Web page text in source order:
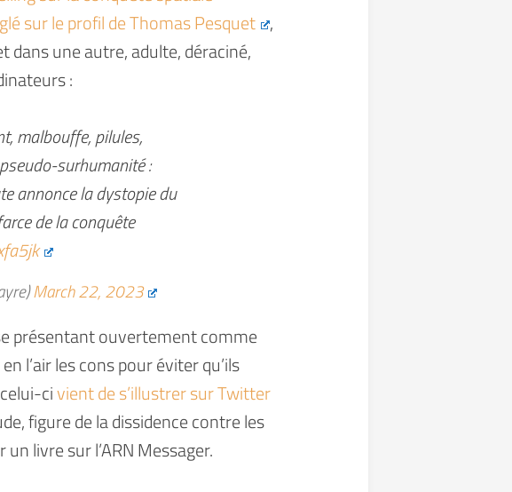
sur le profil de Thomas Pesquet ,
une autre, adulte, déraciné,
:
malbouffe, pilules,
surhumanité :
annonce la dystopie du
de la conquête
March 22, 2023
présentant ouvertement comme
l’air les cons pour éviter qu’ils
civient de s’illustrer sur Twitter
figure de la dissidence contre les
livre sur l’ARN Messager.